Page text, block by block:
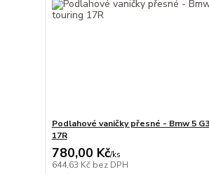
Podlahové vaničky přesné - Bmw 5
17R
780,00 Kč/ks
644,63 Kč bez DPH